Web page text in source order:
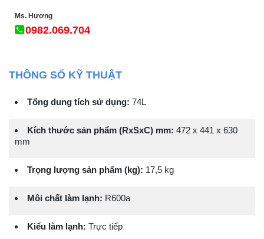
Ms. Hương
0982.069.704
THÔNG SỐ KỸ THUẬT
Tổng dung tích sử dụng: 74L
Kích thước sản phẩm (RxSxC) mm: 472 x 441 x 630
mm
Trọng lượng sản phẩm (kg): 17,5 kg
Môi chất làm lạnh: R600a
Kiểu làm lạnh: Trực tiếp